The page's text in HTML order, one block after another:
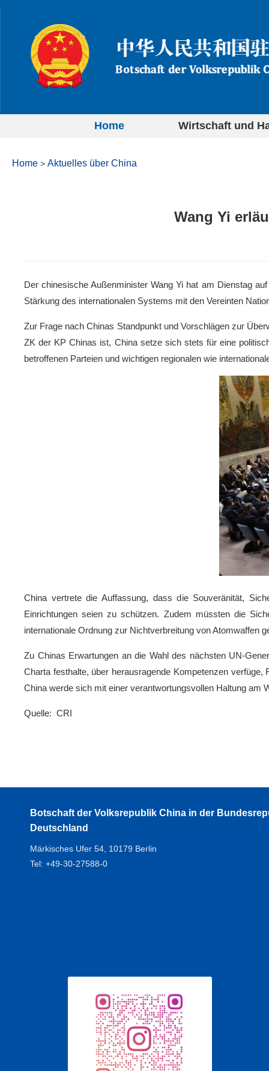
Home Wirtschaft und
Home > Aktuelles über China
Wang Yi
Der chinesische Außenminister Wang Yi hat am Dienstag
Stärkung des internationalen Systems mit den Vereinten
Zur Frage nach Chinas Standpunkt und Vorschlägen zur
ZK der KP Chinas ist, China setze sich stets für eine
betroffenen Parteien und wichtigen regionalen wie
China vertrete die Auffassung, dass die Souveränität,
Einrichtungen seien zu schützen. Zudem müssten die
internationale Ordnung zur Nichtverbreitung von Atomwaffen
Zu Chinas Erwartungen an die Wahl des nächsten UN-
Charta festhalte, über herausragende Kompetenzen
China werde sich mit einer verantwortungsvollen Haltung am
Quelle: CRI
Botschaft der Volksrepublik China in der
Deutschland
Märkisches Ufer 54, 10179 Berlin
Tel: +49-30-27588-0